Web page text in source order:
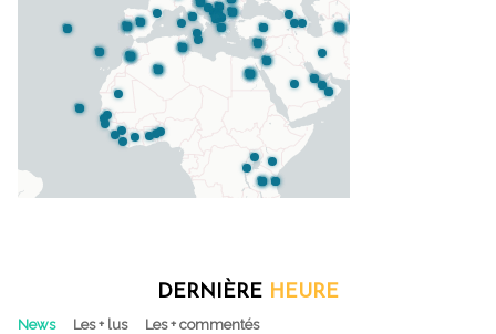
DERNIÈRE HEURE
News Les + lus Les + commentés